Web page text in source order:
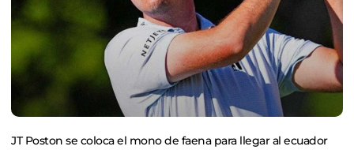
JT Poston se coloca el mono de faena para llegar al ecuador